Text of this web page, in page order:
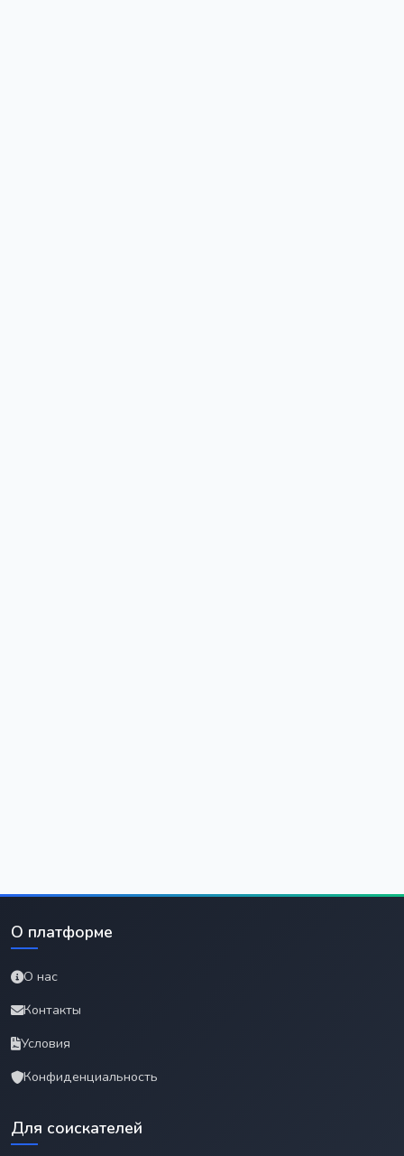
О платформе
О нас
Контакты
Условия
Конфиденциальность
Для соискателей